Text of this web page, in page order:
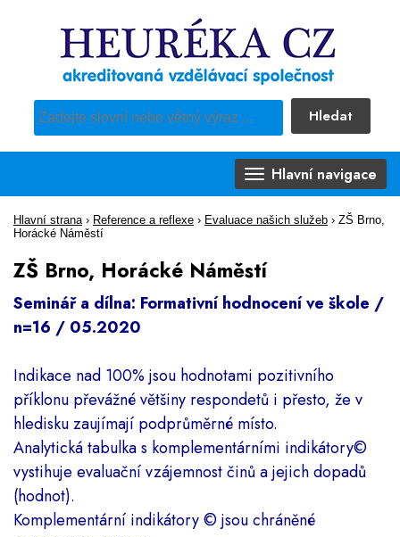
Hledat
Pro vyhledávání obsahu webu použijte předdefinovaný výběr
Hlavní navigace
Hlavní strana › Reference a reflexe › Evaluace našich služeb › ZŠ Brno,
Horácké Náměstí
ZŠ Brno, Horácké Náměstí
Seminář a dílna: Formativní hodnocení ve škole /
n=16 / 05.2020
Indikace nad 100% jsou hodnotami pozitivního
příklonu převážné většiny respondetů i přesto, že v
hledisku zaujímají podprůměrné místo.
Analytická tabulka s komplementárními indikátory©
vystihuje evaluační vzájemnost činů a jejich dopadů
(hodnot).
Komplementární indikátory© jsou chráněné